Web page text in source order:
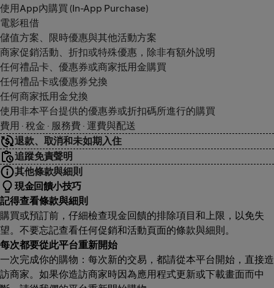
使用App內購買 (In-App Purchase)
電影租借
儲值方案、限時優惠與其他活動方案
商家促銷活動、折扣或特殊優惠，除非有額外說明
任何禮品卡、優惠券或商家抵用金購買
任何禮品卡或優惠券兌換
任何商家抵用金兌換
使用非本平台提供的優惠券或折扣碼所進行的購買
費用 · 稅金 · 服務費 · 運費與配送
退款、取消和未如期入住
追蹤免責聲明
其他條款與細則
現金回饋小技巧
記得查看條款與細則
購買或預訂前，仔細檢查現金回饋的排除項目和上限，以免失
望。不要忘記查看任何促銷和活動頁面的條款與細則。
每次都要從此平台重新開始
一次完成你的購物：每次新的交易，都請從本平台開始，直接造
訪商家。如果你造訪商家時因為應用程式更新或下載畫面而中